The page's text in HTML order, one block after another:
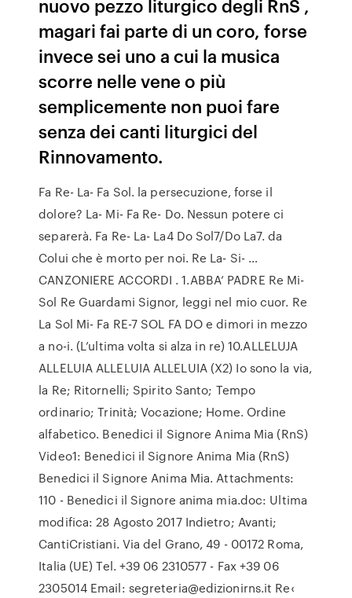
nuovo pezzo liturgico degli RnS ,
magari fai parte di un coro, forse
invece sei uno a cui la musica
scorre nelle vene o più
semplicemente non puoi fare
senza dei canti liturgici del
Rinnovamento.
Fa Re- La- Fa Sol. la persecuzione, forse il
dolore? La- Mi- Fa Re- Do. Nessun potere ci
separerà. Fa Re- La- La4 Do Sol7/Do La7. da
Colui che è morto per noi. Re La- Si- …
CANZONIERE ACCORDI . 1.ABBA’ PADRE Re Mi-
Sol Re Guardami Signor, leggi nel mio cuor. Re
La Sol Mi- Fa RE-7 SOL FA DO e dimori in mezzo
a no-i. (L’ultima volta si alza in re) 10.ALLELUJA
ALLELUIA ALLELUIA ALLELUIA (X2) Io sono la via,
la Re; Ritornelli; Spirito Santo; Tempo
ordinario; Trinità; Vocazione; Home. Ordine
alfabetico. Benedici il Signore Anima Mia (RnS)
Video1: Benedici il Signore Anima Mia (RnS)
Benedici il Signore Anima Mia. Attachments:
110 - Benedici il Signore anima mia.doc: Ultima
modifica: 28 Agosto 2017 Indietro; Avanti;
CantiCristiani. Via del Grano, 49 - 00172 Roma,
Italia (UE) Tel. +39 06 2310577 - Fax +39 06
2305014 Email: segreteria@edizionirns.it Re‹